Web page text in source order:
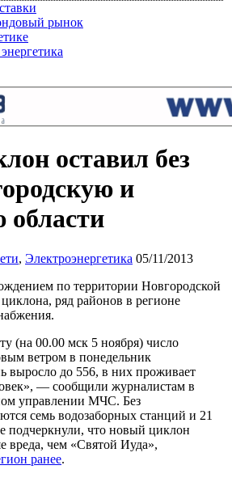
рынок
оставил без
и
области
, Электроэнергетика 05/11/2013
по территории Новгородской
ряд районов в регионе
(на 00.00 мск 5 ноября) число
ветром в понедельник
выросло до 556, в них проживает
— сообщили журналистам в
управлении МЧС. Без
семь водозаборных станций и 21
подчеркнули, что новый циклон
вреда, чем «Святой Иуда»,
ранее.